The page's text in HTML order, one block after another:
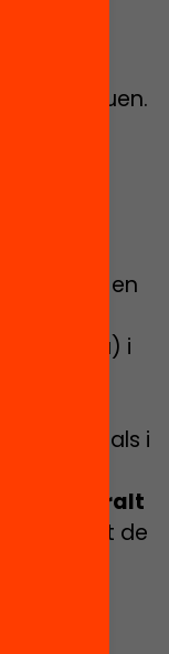
com
s’avaluen.
i la
i en
(Itàlia) i
socials i
Queralt
de